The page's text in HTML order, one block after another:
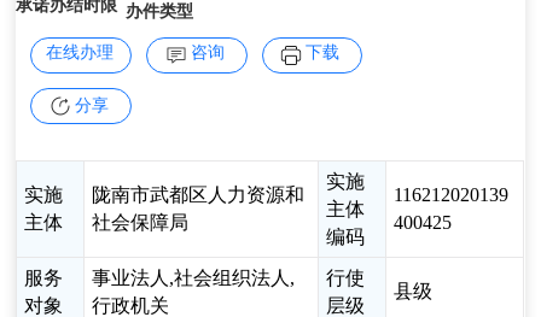
承诺办结时限 办件类型
在线办理 咨询 下载
分享
实施
主体
陇南市武都区人力资源和
社会保障局
实施
主体
编码
116212020139
400425
服务
对象
事业法人,社会组织法人,
行政机关
行使
层级
县级